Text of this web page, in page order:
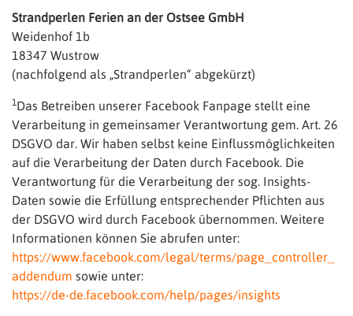
Strandperlen Ferien an der Ostsee GmbH
Weidenhof 1b
18347 Wustrow
(nachfolgend als „Strandperlen“ abgekürzt)
1Das Betreiben unserer Facebook Fanpage stellt eine
Verarbeitung in gemeinsamer Verantwortung gem. Art. 26
DSGVO dar. Wir haben selbst keine Einflussmöglichkeiten
auf die Verarbeitung der Daten durch Facebook. Die
Verantwortung für die Verarbeitung der sog. Insights-
Daten sowie die Erfüllung entsprechender Pflichten aus
der DSGVO wird durch Facebook übernommen. Weitere
Informationen können Sie abrufen unter:
https://www.facebook.com/legal/terms/page_controller_
addendum sowie unter:
https://de-de.facebook.com/help/pages/insights